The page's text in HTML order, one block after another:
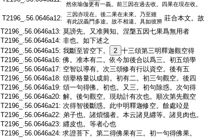
然依瑜伽更有一義。前三因在過去收。四果在現在收。
T2196_.56.0646a12:
三因亦現在。後二果在未來。乃至雖
有此説義門多途。故不相違。具如彼辨 莊合本文。故
T2196_.56.0646a13: 莫謗先。又准興知。涅槃五因七果爲無用者
T2196_.56.0646a14: 非也。如下述之
T2196_.56.0646a15: 我斷至皆空下。 2 十三頌第三明釋迦觀空得
T2196_.56.0646a16:佛。准本有二。依今加後合以爲三。初五頌學
T2196_.56.0646a17: 空智以導有。次三頌修有行以資空。後有五
T2196_.56.0646a18: 頌擧格量以成前。初有二。初三句觀空。後四
T2196_.56.0646a19: 頌一句得佛。初也。又三。初句除惑。次句得
T2196_.56.0646a20: 解。後句觀空。現劫計有次也。順次第先觀空
T2196_.56.0646a21: 次得智後斷惑。此中明釋迦修空。餘處竝是
T2196_.56.0646a22: 弟子也。諸煩惱者。本云諸見纒等。諸見肉也。
T2196_.56.0646a23: 纒皮也。等者心也
T2196_.56.0646a24:求證菩下。第二得佛果有三。初一句得佛果。